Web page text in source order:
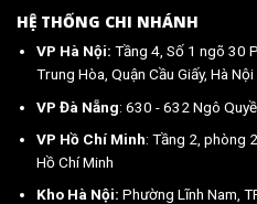
HỆ THỐNG CHI NHÁNH
VP Hà Nội: Tầng 4, Số 1 ngõ 30
Trung Hòa, Quận Cầu Giấy, Hà Nội
VP Đà Nẵng: 630 - 632 Ngô
VP Hồ Chí Minh: Tầng 2, phòng
Hồ Chí Minh
Kho Hà Nội: Phường Lĩnh Nam,